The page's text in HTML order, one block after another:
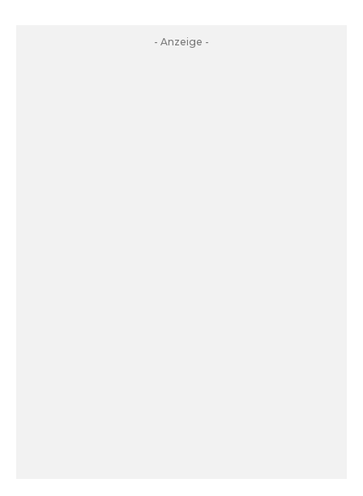
- Anzeige -